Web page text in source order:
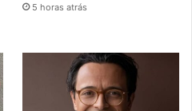
5 horas atrás